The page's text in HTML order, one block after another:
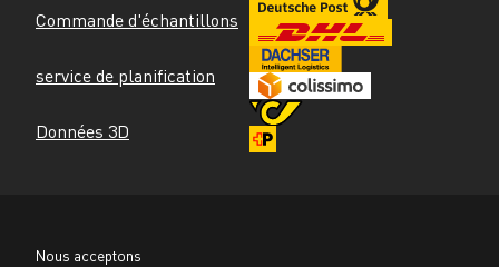
Commande d'échantillons
service de planification
Données 3D
Nous acceptons